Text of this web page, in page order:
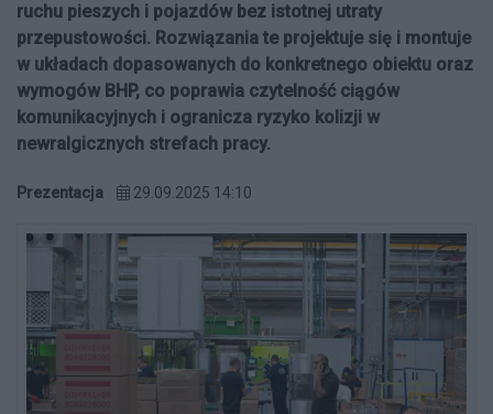
ruchu pieszych i pojazdów bez istotnej utraty
przepustowości. Rozwiązania te projektuje się i montuje
w układach dopasowanych do konkretnego obiektu oraz
wymogów BHP, co poprawia czytelność ciągów
komunikacyjnych i ogranicza ryzyko kolizji w
newralgicznych strefach pracy.
Prezentacja 29.09.2025 14:10